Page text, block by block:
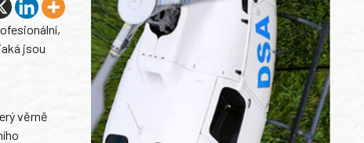
jsou
věrně